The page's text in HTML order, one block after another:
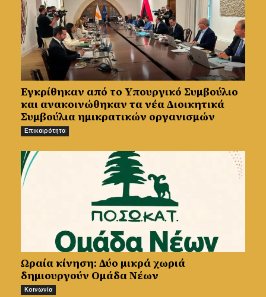
Εγκρίθηκαν από το Υπουργικό Συμβούλιο
και ανακοινώθηκαν τα νέα Διοικητικά
Συμβούλια ημικρατικών οργανισμών
Επικαιρότητα
Ωραία κίνηση: Δύο μικρά χωριά
δημιουργούν Ομάδα Νέων
Κοινωνία